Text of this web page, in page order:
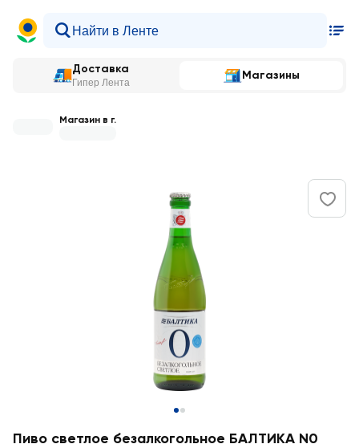
Доставка
Гипер Лента
Магазины
Магазин в г.
Пиво светлое безалкогольное БАЛТИКА N0